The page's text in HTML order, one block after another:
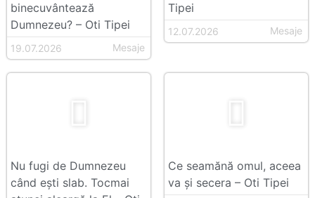
binecuvântează
Dumnezeu? – Oti Tipei
19.07.2026 Mesaje
Tipei
12.07.2026 Mesaje
Nu fugi de Dumnezeu
când ești slab. Tocmai
Ce seamănă omul, aceea
va și secera – Oti Tipei